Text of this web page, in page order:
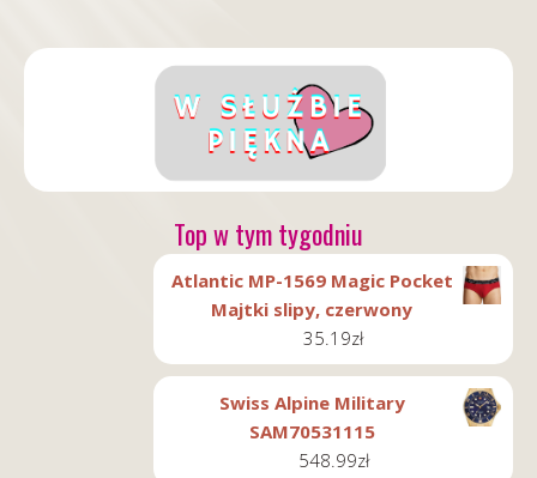
Top w tym tygodniu
Atlantic MP-1569 Magic Pocket
Majtki slipy, czerwony
35.19zł
Swiss Alpine Military
SAM70531115
548.99zł